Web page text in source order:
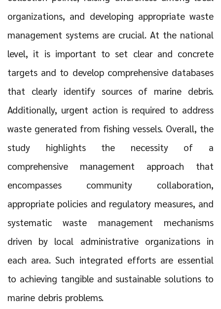
organizations, and developing appropriate waste
management systems are crucial. At the national
level, it is important to set clear and concrete
targets and to develop comprehensive databases
that clearly identify sources of marine debris.
Additionally, urgent action is required to address
waste generated from fishing vessels. Overall, the
study highlights the necessity of a
comprehensive management approach that
encompasses community collaboration,
appropriate policies and regulatory measures, and
systematic waste management mechanisms
driven by local administrative organizations in
each area. Such integrated efforts are essential
to achieving tangible and sustainable solutions to
marine debris problems.